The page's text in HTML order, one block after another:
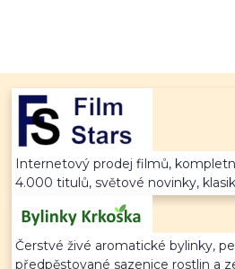
Internetový prodej filmů,
4.000 titulů, světové novinky,
Čerstvé živé aromatické bylinky,
předpěstované sazenice rostlin a